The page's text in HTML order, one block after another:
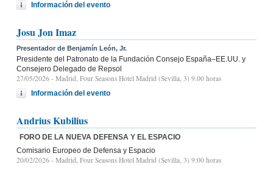
Información del evento
Josu Jon Imaz
Presentador de Benjamín León, Jr.
Presidente del Patronato de la Fundación Consejo España–EE.UU. y
Consejero Delegado de Repsol
27/05/2026 - Madrid, Four Seasons Hotel Madrid (Sevilla, 3) 9.00 horas
Información del evento
Andrius Kubilius
FORO DE LA NUEVA DEFENSA Y EL ESPACIO
Comisario Europeo de Defensa y Espacio
20/02/2026 - Madrid, Four Seasons Hotel Madrid (Sevilla, 3) 9:00 horas